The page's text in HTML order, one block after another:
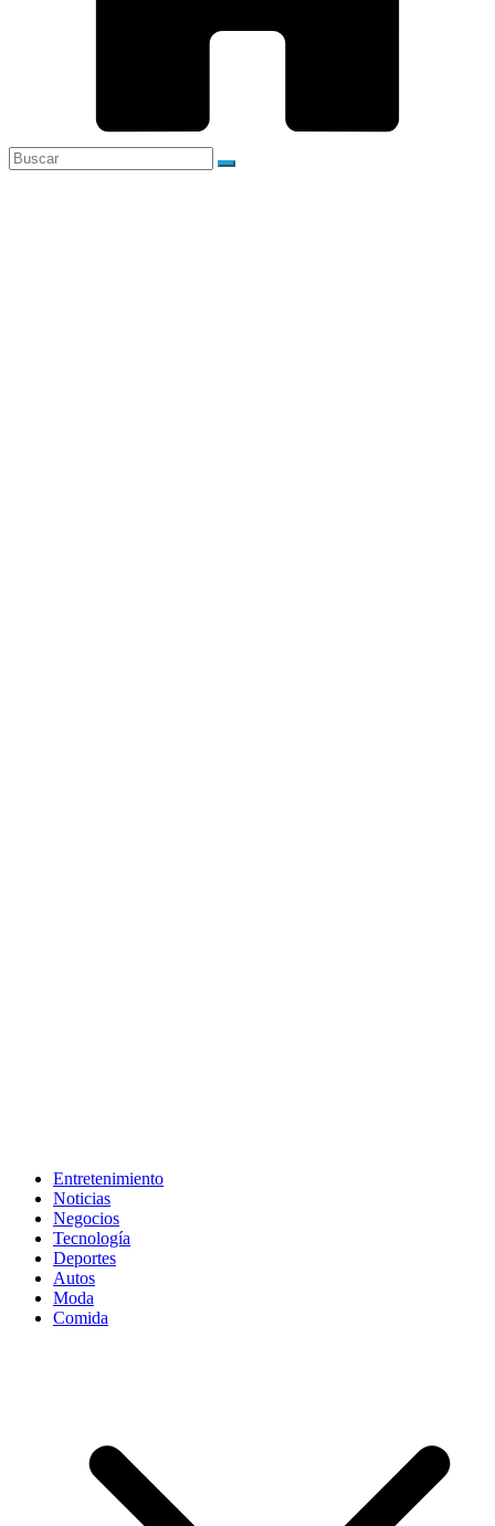
Entretenimiento
Noticias
Negocios
Tecnología
Deportes
Autos
Moda
Comida